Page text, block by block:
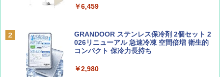
SOTO ミニマル"旅"財布 ランダム2種】
￥1,500
力的な町 2026～2027 地球の歩き方D アジア
￥2,079
ENDLESS BASE 《めざましテレビで紹介》
テント ワンタッチ RENEW 幅200 2-3人用 43
￥6,459
GRANDOOR ステンレス保冷剤 2個セット 2
026リニューアル 急速冷凍 空間倍増 衛生的
コンパクト 保冷力長持ち
￥2,980